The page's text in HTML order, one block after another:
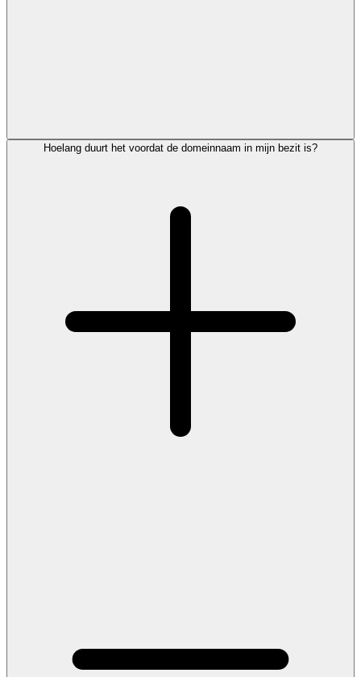
Hoelang duurt het voordat de domeinnaam in mijn bezit is?